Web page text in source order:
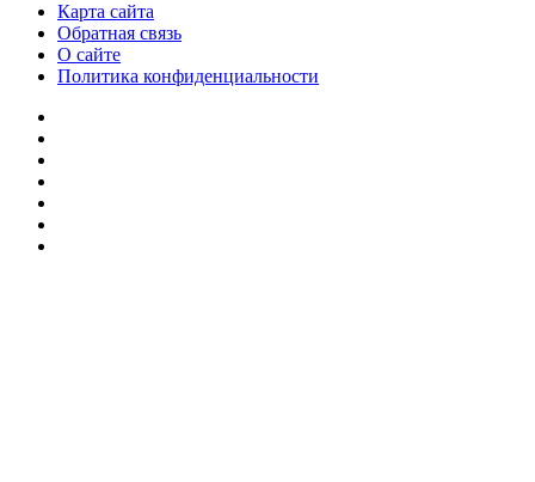
Карта сайта
Обратная связь
О сайте
Политика конфиденциальности